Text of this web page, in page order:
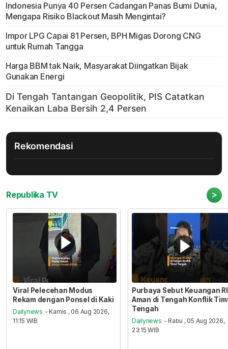
Indonesia Punya 40 Persen Cadangan Panas Bumi Dunia,
Mengapa Risiko Blackout Masih Mengintai?
Impor LPG Capai 81 Persen, BPH Migas Dorong CNG
untuk Rumah Tangga
Harga BBM tak Naik, Masyarakat Diingatkan Bijak
Gunakan Energi
Rekomendasi
Republika TV >
Viral Pelecehan Modus
Rekam dengan Ponsel di Kaki
Dailynews - Kamis , 06 Aug 2026,
11:15 WIB
Purbaya Sebut Keuangan RI
Aman di Tengah Konflik
Tengah
Dailynews - Rabu , 05 Aug 2026,
23:15 WIB